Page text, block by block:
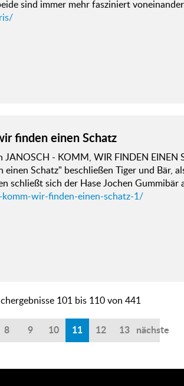
sind immer mehr fasziniert
finden einen Schatz
JANOSCH - KOMM, WIR FINDEN EINEN
Schatz" beschließen Tiger und Bär,
schließt sich der Hase Jochen
wir-finden-einen-schatz-1/
101 bis 110 von 441
8 9 10 11 12 13 nächste